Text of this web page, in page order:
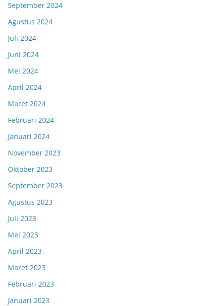
September 2024
Agustus 2024
Juli 2024
Juni 2024
Mei 2024
April 2024
Maret 2024
Februari 2024
Januari 2024
November 2023
Oktober 2023
September 2023
Agustus 2023
Juli 2023
Mei 2023
April 2023
Maret 2023
Februari 2023
Januari 2023